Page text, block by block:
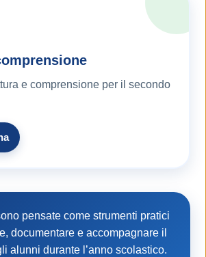
e comprensione per il secondo
pensate come strumenti pratici
documentare e accompagnare il
alunni durante l’anno scolastico.